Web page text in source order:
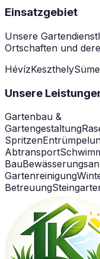
Einsatzgebiet
Unsere
Ortschaften und
HévízKeszthely
Unsere
Gartenbau &
Gartengestaltung
Spritzen
Abtransport
Bau
Gartenreinigung
Betreuung